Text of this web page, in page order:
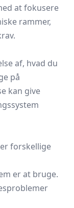
at fokusere
rammer,
af, hvad du
på
kan give
forskellige
er at bruge.